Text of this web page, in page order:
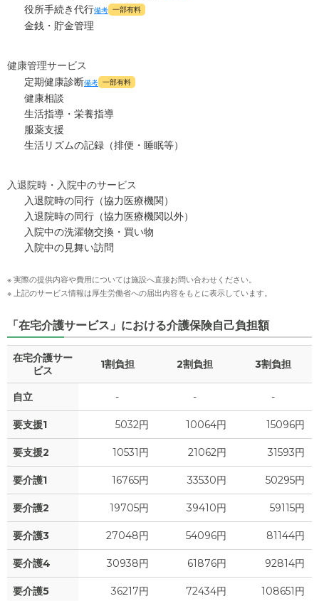
役所手続き代行備考 一部有料
金銭・貯金管理
健康管理サービス
定期健康診断備考 一部有料
健康相談
生活指導・栄養指導
服薬支援
生活リズムの記録（排便・睡眠等）
入退院時・入院中のサービス
入退院時の同行（協力医療機関）
入退院時の同行（協力医療機関以外）
入院中の洗濯物交換・買い物
入院中の見舞い訪問
※ 実際の提供内容や費用については施設へ直接お問い合わせください。
※ 上記のサービス情報は厚生労働省への届出内容をもとに表示しています。
「在宅介護サービス」における介護保険自己負担額
在宅介護サー
ビス
1割負担 2割負担 3割負担
自立 - - -
要支援1 5032円 10064円 15096円
要支援2 10531円 21062円 31593円
要介護1 16765円 33530円 50295円
要介護2 19705円 39410円 59115円
要介護3 27048円 54096円 81144円
要介護4 30938円 61876円 92814円
要介護5 36217円 72434円 108651円